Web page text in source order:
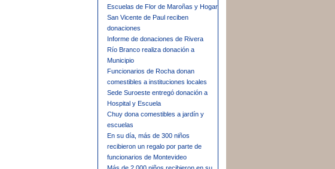
Escuelas de Flor de Maroñas y Hogar
San Vicente de Paul reciben
donaciones
Informe de donaciones de Rivera
Río Branco realiza donación a
Municipio
Funcionarios de Rocha donan
comestibles a instituciones locales
Sede Suroeste entregó donación a
Hospital y Escuela
Chuy dona comestibles a jardín y
escuelas
En su día, más de 300 niños
recibieron un regalo por parte de
funcionarios de Montevideo